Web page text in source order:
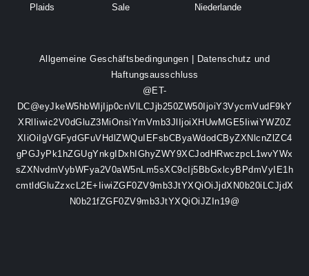
Plaids
Sale
Niederlande
Allgemeine Geschäftsbedingungen
Datenschutz und
Haftungsausschluss
@ET-
DC@eyJkeW5hbWljIjp0cnVlLCJjb250ZW50IjoiY3VycmVudF9kY
XRlIiwic2V0dGluZ3MiOnsiYmVmb3JlIjoiXHUwMGE5IiwiYWZ0Z
XIiOiIgVGFydGFuVHdlZWQuIEFsbCByaWdodCByZXNlcnZlZC4
gPGJyPk1hZGUgYnkgIDxhIGhyZWY9XCJodHRwczpcL1wvYWx
sZXNvdmVybWFya2V0aW5nLm5sXC9cIj5BbGxlcyBPdmVyIE1h
cmtldGluZzxcL2E+IiwiZGF0ZV9mb3JtYXQiOiJjdXN0b20iLCJjdX
N0b21fZGF0ZV9mb3JtYXQiOiJZIn19@